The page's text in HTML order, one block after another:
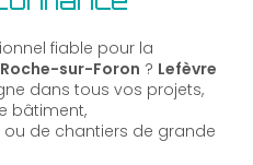
fiable pour la
sur-Foron ? Lefèvre
dans tous vos projets,
bâtiment,
de chantiers de grande